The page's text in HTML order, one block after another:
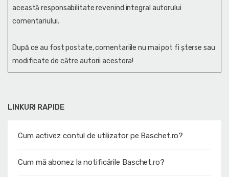
LINKURI RAPIDE
Cum activez contul de utilizator pe Baschet.ro?
Cum mă abonez la notificările Baschet.ro?
această responsabilitate revenind integral autorului
comentariului.
După ce au fost postate, comentariile nu mai pot fi șterse sau
modificate de către autorii acestora!